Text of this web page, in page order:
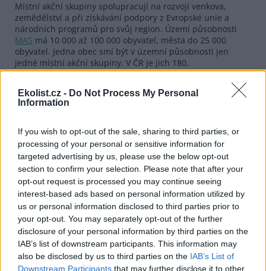
Ekolist.cz - Do Not Process My Personal
Information
If you wish to opt-out of the sale, sharing to third parties, or
processing of your personal or sensitive information for
targeted advertising by us, please use the below opt-out
section to confirm your selection. Please note that after your
opt-out request is processed you may continue seeing
interest-based ads based on personal information utilized by
us or personal information disclosed to third parties prior to
your opt-out. You may separately opt-out of the further
disclosure of your personal information by third parties on the
IAB’s list of downstream participants. This information may
also be disclosed by us to third parties on the IAB’s List of
Downstream Participants that may further disclose it to other
Místní akční skupiny spolupracují na rozvoji venkova,
zemědělství a při získávání podpory z Evropské unie a
národních programů pro svůj region. Území působnosti
MAS má 10 000 až 100 000 obyvatel, města do 25 000
obyvatel. Jedna obec smí být v územní působnosti jen
jedné místní akční skupiny. V ČR je jich 180.
reklama